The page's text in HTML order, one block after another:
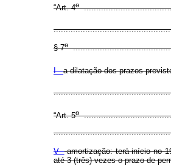
“Art. 4o
§ 7o
I -a dilatação dos prazos
“Art. 5o
V -amortização: terá início no
até 3 (três) vezes o prazo de